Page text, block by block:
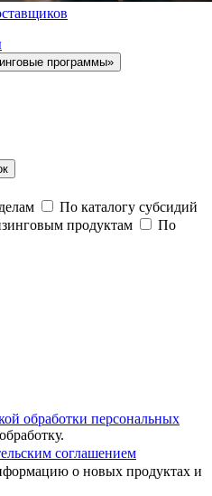
программы»
По каталогу субсидий
продуктам
По
обработки персональных
соглашением
о новых продуктах и